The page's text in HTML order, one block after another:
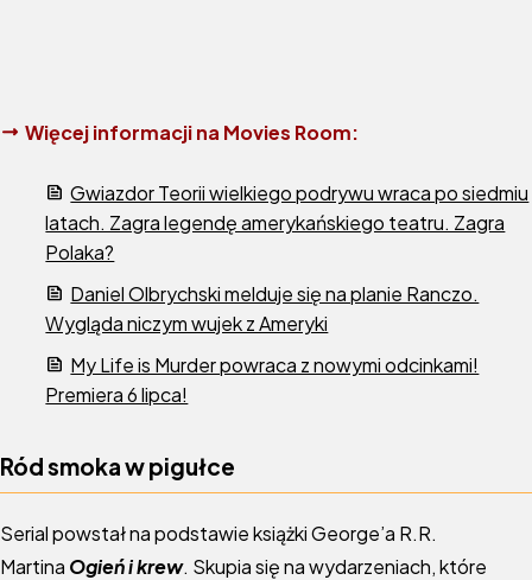
Więcej informacji na Movies Room:
Gwiazdor Teorii wielkiego podrywu wraca po siedmiu
latach. Zagra legendę amerykańskiego teatru. Zagra
Polaka?
Daniel Olbrychski melduje się na planie Ranczo.
Wygląda niczym wujek z Ameryki
My Life is Murder powraca z nowymi odcinkami!
Premiera 6 lipca!
Ród smoka w pigułce
Serial powstał na podstawie książki George’a R.R.
Martina Ogień i krew. Skupia się na wydarzeniach, które